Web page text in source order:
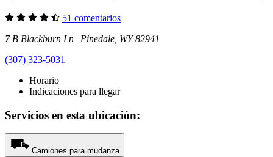
51 comentarios
7 B Blackburn Ln Pinedale, WY 82941
(307) 323-5031
Horario
Indicaciones para llegar
Servicios en esta ubicación:
Camiones para mudanza